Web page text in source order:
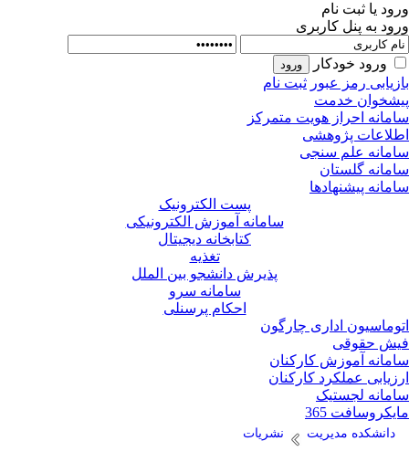
یا ثبت نام
به پنل کاربری
ورود خودکار
رمز عبور ثبت نام
خدمت
احراز هویت متمرکز
پژوهشی
علم سنجی
گلستان
پیشنهادها
پست الکترونیک
سامانه آموزش الکترونیکی
کتابخانه دیجیتال
تغذیه
پذیرش دانشجو بین الملل
سامانه سرو
احکام پرسنلی
اداری چارگون
حقوقی
آموزش کارکنان
عملکرد کارکنان
لجستیک
365
دانشکده مدیریت نشریات